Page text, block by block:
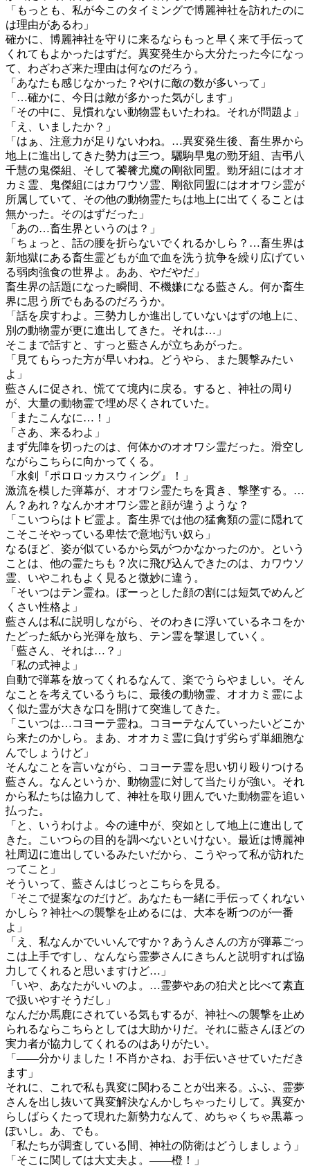
「もっとも、私が今このタイミングで博麗神社を訪れたのに
は理由があるわ」
確かに、博麗神社を守りに来るならもっと早く来て手伝って
くれてもよかったはずだ。異変発生から大分たった今になっ
て、わざわざ来た理由は何なのだろう。
「あなたも感じなかった？やけに敵の数が多いって」
「…確かに、今日は敵が多かった気がします」
「その中に、見慣れない動物霊もいたわね。それが問題よ」
「え、いましたか？」
「はぁ、注意力が足りないわね。…異変発生後、畜生界から
地上に進出してきた勢力は三つ。驪駒早鬼の勁牙組、吉弔八
千慧の鬼傑組、そして饕餮尤魔の剛欲同盟。勁牙組にはオオ
カミ霊、鬼傑組にはカワウソ霊、剛欲同盟にはオオワシ霊が
所属していて、その他の動物霊たちは地上に出てくることは
無かった。そのはずだった」
「あの…畜生界というのは？」
「ちょっと、話の腰を折らないでくれるかしら？…畜生界は
新地獄にある畜生霊どもが血で血を洗う抗争を繰り広げてい
る弱肉強食の世界よ。ああ、やだやだ」
畜生界の話題になった瞬間、不機嫌になる藍さん。何か畜生
界に思う所でもあるのだろうか。
「話を戻すわよ。三勢力しか進出していないはずの地上に、
別の動物霊が更に進出してきた。それは…」
そこまで話すと、すっと藍さんが立ちあがった。
「見てもらった方が早いわね。どうやら、また襲撃みたい
よ」
藍さんに促され、慌てて境内に戻る。すると、神社の周り
が、大量の動物霊で埋め尽くされていた。
「またこんなに…！」
「さあ、来るわよ」
まず先陣を切ったのは、何体かのオオワシ霊だった。滑空し
ながらこちらに向かってくる。
「水剣『ポロロッカスウィング』！」
激流を模した弾幕が、オオワシ霊たちを貫き、撃墜する。…
ん？あれ？なんかオオワシ霊と顔が違うような？
「こいつらはトビ霊よ。畜生界では他の猛禽類の霊に隠れて
こそこそやっている卑怯で意地汚い奴ら」
なるほど、姿が似ているから気がつかなかったのか。という
ことは、他の霊たちも？次に飛び込んできたのは、カワウソ
霊、いやこれもよく見ると微妙に違う。
「そいつはテン霊ね。ぼーっとした顔の割には短気でめんど
くさい性格よ」
藍さんは私に説明しながら、そのわきに浮いているネコをか
たどった紙から光弾を放ち、テン霊を撃退していく。
「藍さん、それは…？」
「私の式神よ」
自動で弾幕を放ってくれるなんて、楽でうらやましい。そん
なことを考えているうちに、最後の動物霊、オオカミ霊によ
く似た霊が大きな口を開けて突進してきた。
「こいつは…コヨーテ霊ね。コヨーテなんていったいどこか
ら来たのかしら。まあ、オオカミ霊に負けず劣らず単細胞な
んでしょうけど」
そんなことを言いながら、コヨーテ霊を思い切り殴りつける
藍さん。なんというか、動物霊に対して当たりが強い。それ
から私たちは協力して、神社を取り囲んでいた動物霊を追い
払った。
「と、いうわけよ。今の連中が、突如として地上に進出して
きた。こいつらの目的を調べないといけない。最近は博麗神
社周辺に進出しているみたいだから、こうやって私が訪れた
ってこと」
そういって、藍さんはじっとこちらを見る。
「そこで提案なのだけど。あなたも一緒に手伝ってくれない
かしら？神社への襲撃を止めるには、大本を断つのが一番
よ」
「え、私なんかでいいんですか？あうんさんの方が弾幕ごっ
こは上手ですし、なんなら霊夢さんにきちんと説明すれば協
力してくれると思いますけど…」
「いや、あなたがいいのよ。…霊夢やあの狛犬と比べて素直
で扱いやすそうだし」
なんだか馬鹿にされている気もするが、神社への襲撃を止め
られるならこちらとしては大助かりだ。それに藍さんほどの
実力者が協力してくれるのはありがたい。
「――分かりました！不肖かさね、お手伝いさせていただき
ます」
それに、これで私も異変に関わることが出来る。ふふ、霊夢
さんを出し抜いて異変解決なんかしちゃったりして。異変か
らしばらくたって現れた新勢力なんて、めちゃくちゃ黒幕っ
ぽいし。あ、でも。
「私たちが調査している間、神社の防衛はどうしましょう」
「そこに関しては大丈夫よ。――橙！」